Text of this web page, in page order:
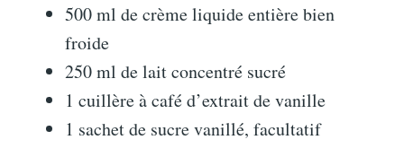
500 ml de crème liquide entière bien
froide
250 ml de lait concentré sucré
1 cuillère à café d’extrait de vanille
1 sachet de sucre vanillé, facultatif